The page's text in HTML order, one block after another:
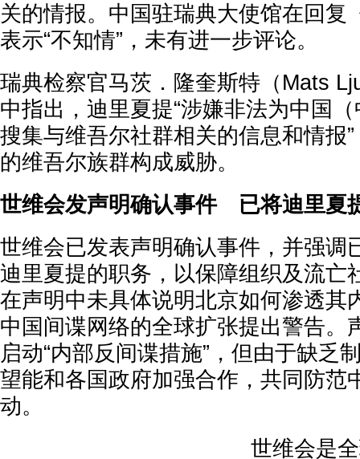
关的情报。中国驻瑞典大使馆在回复
表示“不知情”，未有进一步评论。
瑞典检察官马茨．隆奎斯特（Mats
中指出，迪里夏提“涉嫌非法为中国
搜集与维吾尔社群相关的信息和情报
的维吾尔族群构成威胁。
世维会发声明确认事件 已将迪里夏
世维会已发表声明确认事件，并强调
迪里夏提的职务，以保障组织及流亡
在声明中未具体说明北京如何渗透其
中国间谍网络的全球扩张提出警告。
启动“内部反间谍措施”，但由于缺乏
望能和各国政府加强合作，共同防范
动。
世维会是